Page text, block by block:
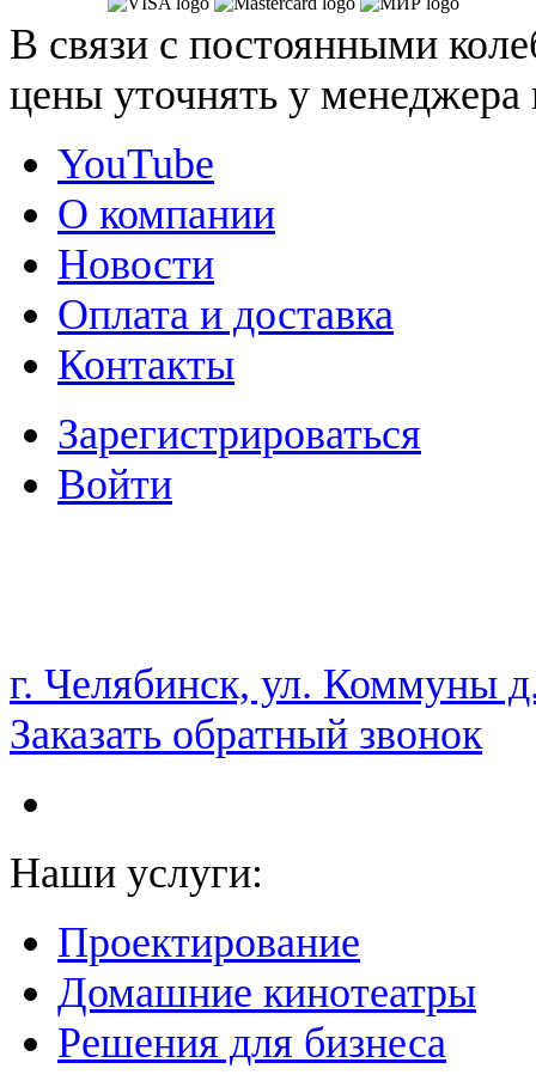
В связи с постоянными
цены уточнять у
YouTube
О компании
Новости
Оплата и доставка
Контакты
Зарегистрироваться
Войти
НАМ ДОВЕРЯЮТ С 2003 ГОДА
г. Челябинск, ул. Коммуны
Заказать обратный звонок
Наши услуги:
Проектирование
Домашние кинотеатры
Решения для бизнеса